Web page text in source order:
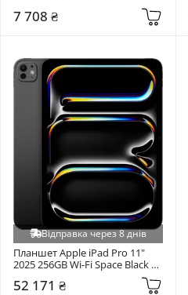
7 708 ₴
Відправка через 8 днів
Планшет Apple iPad Pro 11"
2025 256GB Wi-Fi Space Black
52 171 ₴